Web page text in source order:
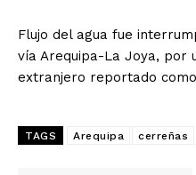
Flujo del agua fue
vía Arequipa-La Joya, por
extranjero reportado
TAGS Arequipa cerreñas